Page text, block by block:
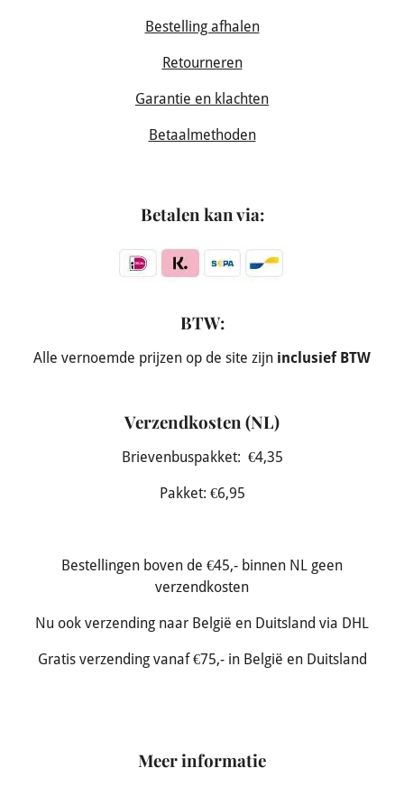
Bestelling afhalen
Retourneren
Garantie en klachten
Betaalmethoden
Betalen kan via:
BTW:
Alle vernoemde prijzen op de site zijn inclusief BTW
Verzendkosten (NL)
Brievenbuspakket: €4,35
Pakket: €6,95
Bestellingen boven de €45,- binnen NL geen
verzendkosten
Nu ook verzending naar België en Duitsland via DHL
Gratis verzending vanaf €75,- in België en Duitsland
Meer informatie